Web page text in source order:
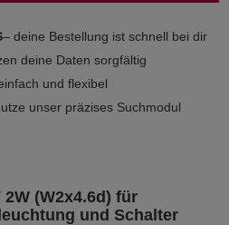
– deine Bestellung ist schnell bei dir
deine Daten sorgfältig
und flexibel
unser präzises Suchmodul
2W (W2x4.6d) für
und Schalter